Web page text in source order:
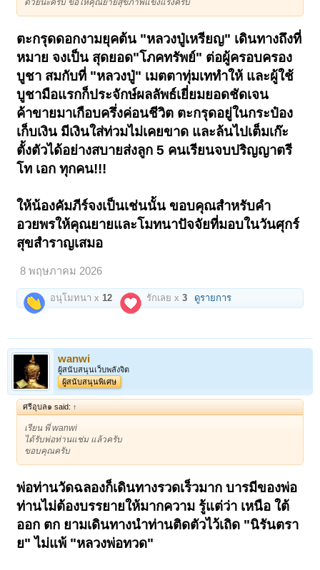
ด้วยนะครับ ขอให้คุณยายสุขภาพแข็งแรงครับ
ตะกรุดดอกงามยุคต้น "หลวงปู่เหรียญ" เดินทางถึงที่
หมาย จงเป็น สุดยอด"โภคทรัพย์" ต่อผู้ครอบครอง
บูชา สมกับที่ "หลวงปู่" เมตตาทุ่มเททำให้ และผู้ใช้
บูชามือแรกก็ประจักษ์ผลลัพธ์เยี่ยมยอดชัดเจน
ค้าขายมาเกือบครึ่งค่อนชีวิต ตะกรุดอยู่ในกระป๋อง
เก็บเงิน มีเงินใส่ท่วมไม่เคยขาด และล้นไปเต็มเก๊ะ
ตั้งตัวได้อย่างสบายส่งลูก 5 คนเรียนจบปริญญาตรี
โท เอก ทุกคน!!!
ให้น้องคัมภีร์จงเป็นเช่นนั้น ขอบคุณสำหรับคำ
อวยพรให้คุณยายและโมทนาปัจจัยที่มอบในวันศุกร์
สุขสำราญเสมอ
8 พฤษภาคม 2026
อนุโมทนา x 12 รักเลย x3 ดูรายการ
wanwi
ผู้สนับสนุนเว็บพลังจิต
ผู้สนับสนุนพิเศษ
ศรีอุบล๑ said: ↑
เรียน พี่ wanwi
ได้รับพ่อท่านแช่ม แล้วครับ
ขอบคุณครับ
พ่อท่านวัดฉลองก็เดินทางรวดเร็วมาก บารมีของพ่อ
ท่านไม่ต้องบรรยายให้มากความ รู้แต่ว่า เหนือ ใต้
ออก ตก ยามเดินทางนำท่านติดตัวไว้เถิด "นิรันตรา
ย" ไม่แพ้ "หลวงพ่อทวด"